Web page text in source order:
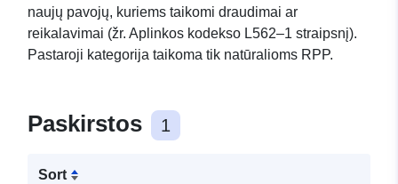
naujų pavojų, kuriems taikomi draudimai ar
reikalavimai (žr. Aplinkos kodekso L562–1 straipsnį).
Pastaroji kategorija taikoma tik natūralioms RPP.
Paskirstos 1
Sort